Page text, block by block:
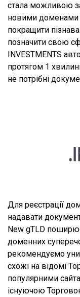
стала можливою
новими доменами
покращити
позначити свою
INVESTMENTS
протягом 1
не потрібні
Для реєстрації
надавати
New gTLD
доменних
рекомендуємо
схожі на відомі
популярними
існуючою